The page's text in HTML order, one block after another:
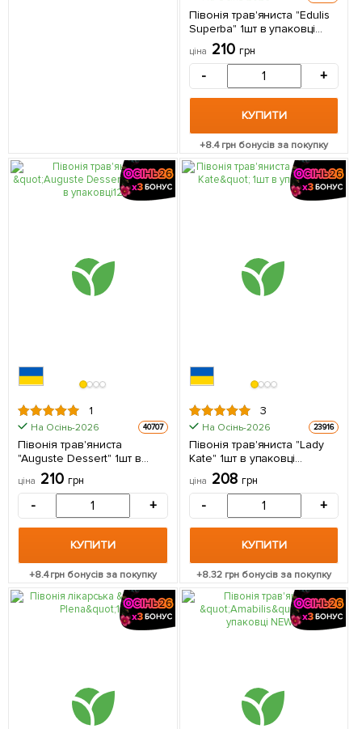
Півонія трав'яниста "Edulis
Superba" 1шт в упаковці
(Кореневище)
ціна 210 грн
- +
КУПИТИ
+8.4грн бонусів за покупку
1
На Осінь-2026 40707
Півонія трав'яниста
"Auguste Dessert" 1шт в
ціна 210 грн
- +
КУПИТИ
+8.4грн бонусів за покупку
3
На Осінь-2026 23916
Півонія трав'яниста "Lady
Kate" 1шт в упаковці
(Кореневище)
ціна 208 грн
- +
КУПИТИ
+8.32 грн бонусів за покупку